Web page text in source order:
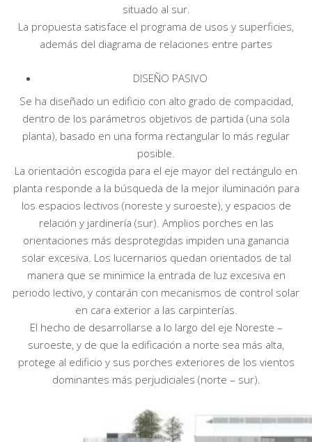
situado al sur.
La propuesta satisface el programa de usos y superficies,
además del diagrama de relaciones entre partes
DISEÑO PASIVO
Se ha diseñado un edificio con alto grado de compacidad,
dentro de los parámetros objetivos de partida (una sola
planta), basado en una forma rectangular lo más regular
posible.
La orientación escogida para el eje mayor del rectángulo en
planta responde a la búsqueda de la mejor iluminación para
los espacios lectivos (noreste y suroeste), y espacios de
relación y jardinería (sur). Amplios porches en las
orientaciones más desprotegidas impiden una ganancia
solar excesiva. Los lucernarios quedan orientados de tal
manera que se minimice la entrada de luz excesiva en
periodo lectivo, y contarán con mecanismos de control solar
en cara exterior a las carpinterías.
El hecho de desarrollarse a lo largo del eje Noreste –
suroeste, y de que la edificación a norte sea más alta,
protege al edificio y sus porches exteriores de los vientos
dominantes más perjudiciales (norte – sur).